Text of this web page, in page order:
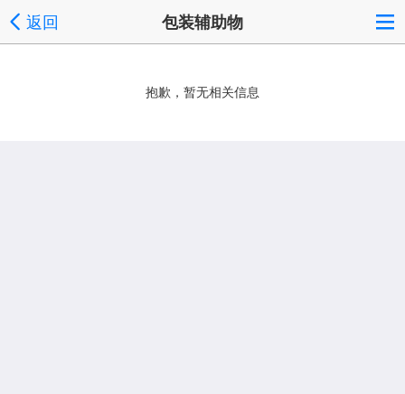
返回 包装辅助物
抱歉，暂无相关信息